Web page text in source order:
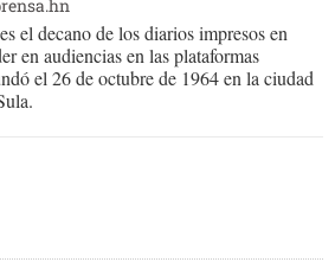
el decano de los diarios impresos en
en audiencias en las plataformas
el 26 de octubre de 1964 en la ciudad